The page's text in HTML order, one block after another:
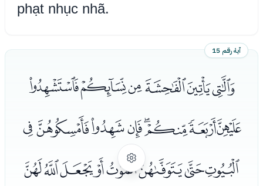
phạt nhục nhã.
آية رقم 15
ﭑﭒﭓﭔﭕﭖ
ﭗﭘﭙﭚﭛﭜﭝﭞ
ﭟﭠﭡﭢﭣﭤﭥﭦ